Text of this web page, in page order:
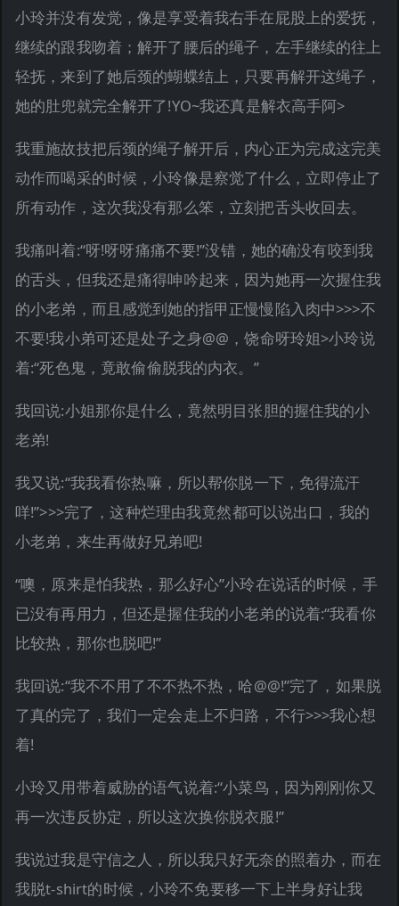
小玲并没有发觉，像是享受着我右手在屁股上的爱抚，
继续的跟我吻着；解开了腰后的绳子，左手继续的往上
轻抚，来到了她后颈的蝴蝶结上，只要再解开这绳子，
她的肚兜就完全解开了!YO~我还真是解衣高手阿>
我重施故技把后颈的绳子解开后，内心正为完成这完美
动作而喝采的时候，小玲像是察觉了什么，立即停止了
所有动作，这次我没有那么笨，立刻把舌头收回去。
我痛叫着:“呀!呀呀痛痛不要!”没错，她的确没有咬到我
的舌头，但我还是痛得呻吟起来，因为她再一次握住我
的小老弟，而且感觉到她的指甲正慢慢陷入肉中>>>不
不要!我小弟可还是处子之身@@，饶命呀玲姐>小玲说
着:“死色鬼，竟敢偷偷脱我的内衣。”
我回说:小姐那你是什么，竟然明目张胆的握住我的小
老弟!
我又说:“我我看你热嘛，所以帮你脱一下，免得流汗
咩!”>>>完了，这种烂理由我竟然都可以说出口，我的
小老弟，来生再做好兄弟吧!
“噢，原来是怕我热，那么好心”小玲在说话的时候，手
已没有再用力，但还是握住我的小老弟的说着:“我看你
比较热，那你也脱吧!”
我回说:“我不不用了不不热不热，哈@@!”完了，如果脱
了真的完了，我们一定会走上不归路，不行>>>我心想
着!
小玲又用带着威胁的语气说着:“小菜鸟，因为刚刚你又
再一次违反协定，所以这次换你脱衣服!”
我说过我是守信之人，所以我只好无奈的照着办，而在
我脱t-shirt的时候，小玲不免要移一下上半身好让我